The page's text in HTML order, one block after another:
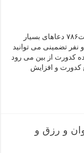
در این مطلب از سایت ادعیه و اذکار ملکوت۷۸۶ دعاهای بسیار
نفر تضمینی می توانید
کدورت از بین می رود
و افزایش
و رزق و